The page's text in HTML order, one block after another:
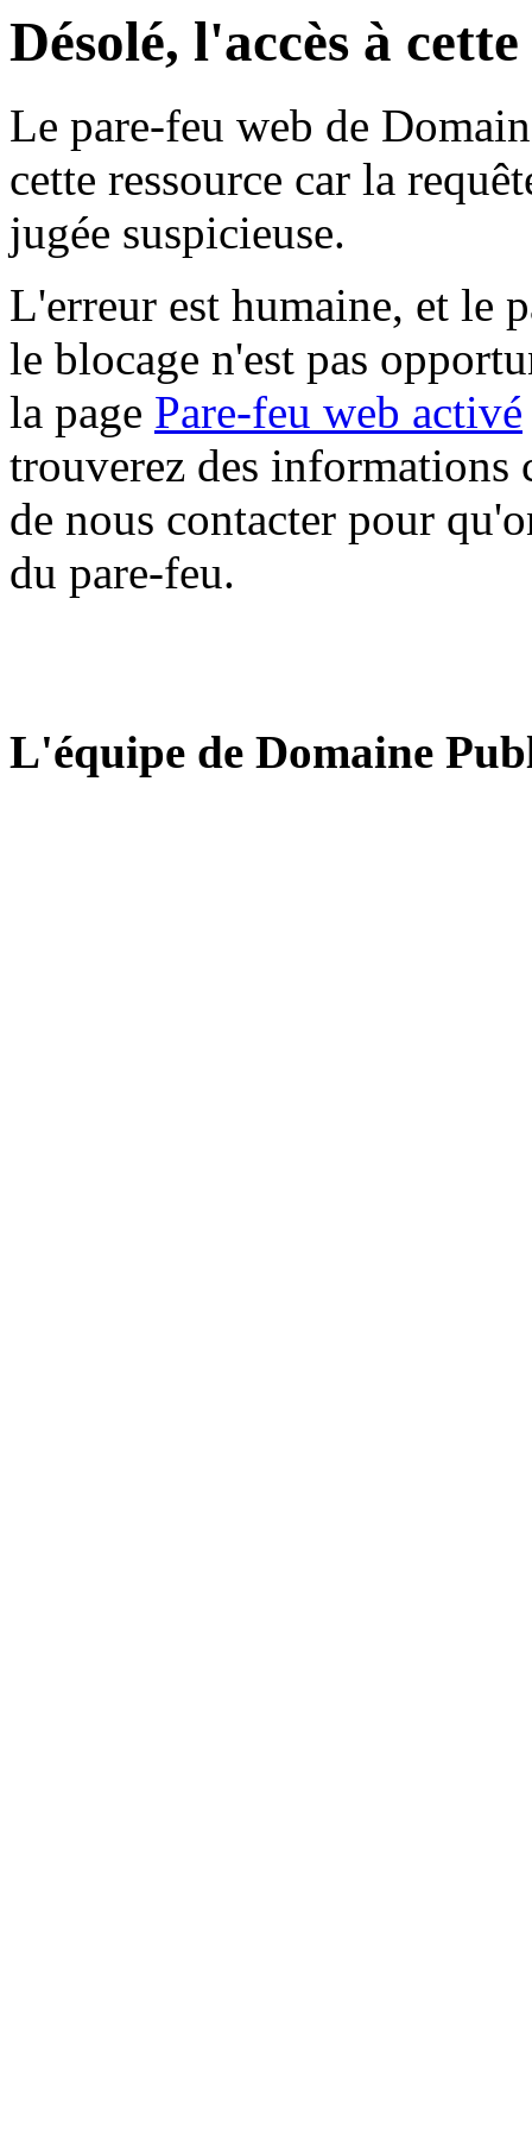
Désolé, l'accès à
Le pare-feu web de
cette ressource car la
jugée suspicieuse.
L'erreur est humaine, et le
le blocage n'est pas
la page Pare-feu web activé
trouverez des informations
de nous contacter pour
du pare-feu.
L'équipe de Domaine